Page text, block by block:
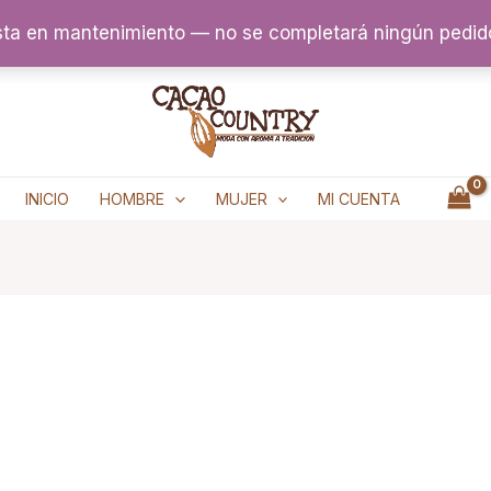
en mantenimiento — no se completará ningún
INICIO HOMBRE MUJER MI CUENTA